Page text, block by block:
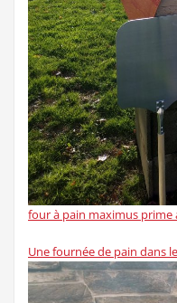
four à pain maximus prime
Une fournée de pain dans